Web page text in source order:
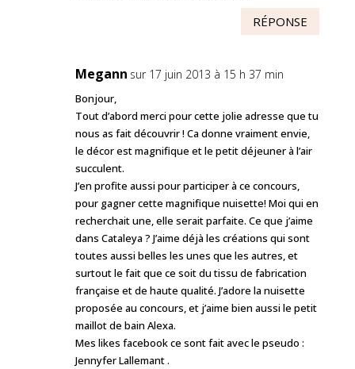
RÉPONSE
Megann sur 17 juin 2013 à 15 h 37 min
Bonjour,
Tout d’abord merci pour cette jolie adresse que tu
nous as fait découvrir ! Ca donne vraiment envie,
le décor est magnifique et le petit déjeuner à l’air
succulent.
J’en profite aussi pour participer à ce concours,
pour gagner cette magnifique nuisette! Moi qui en
recherchait une, elle serait parfaite. Ce que j’aime
dans Cataleya ? J’aime déjà les créations qui sont
toutes aussi belles les unes que les autres, et
surtout le fait que ce soit du tissu de fabrication
française et de haute qualité. J’adore la nuisette
proposée au concours, et j’aime bien aussi le petit
maillot de bain Alexa.
Mes likes facebook ce sont fait avec le pseudo :
Jennyfer Lallemant .